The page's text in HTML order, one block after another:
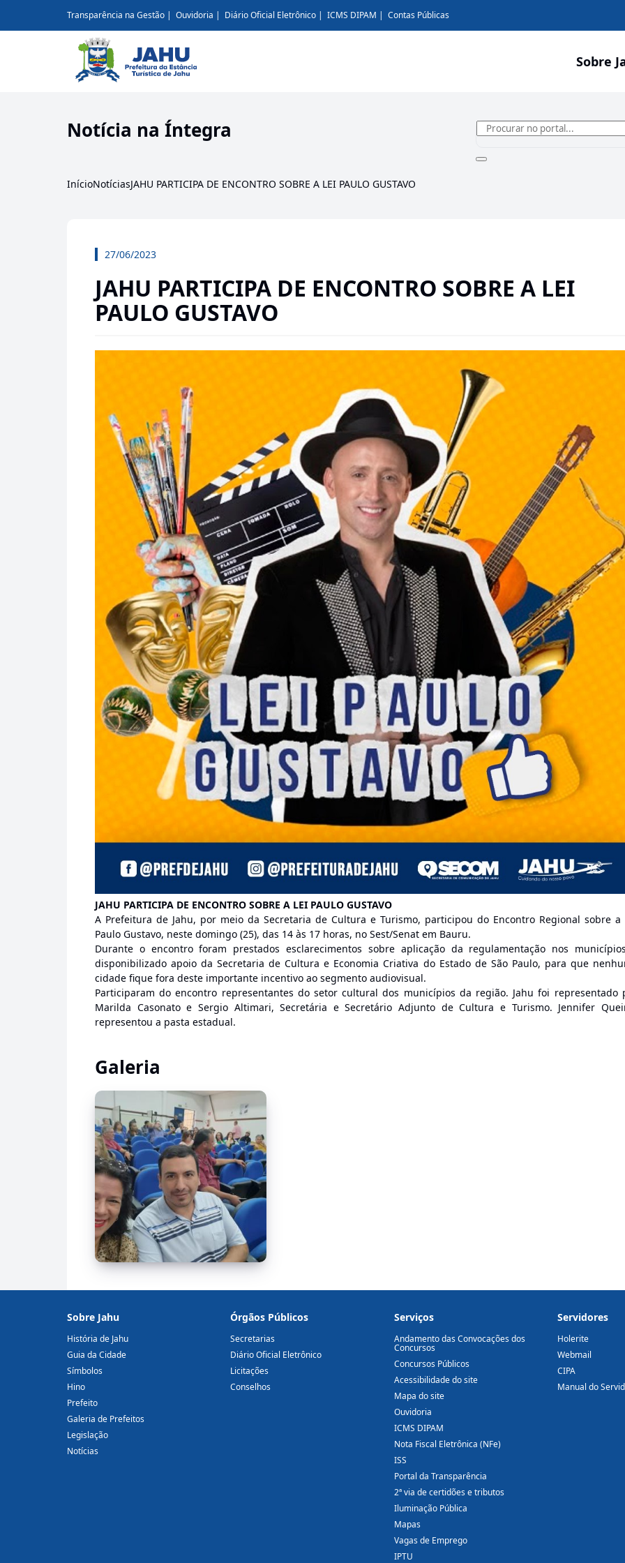
Transparência na Gestão Ouvidoria Diário Oficial Eletrônico ICMS DIPAM Contas Públicas
Sobre
Notícia na Íntegra
InícioNotíciasJAHU PARTICIPA DE ENCONTRO SOBRE A LEI PAULO GUSTAVO
27/06/2023
JAHU PARTICIPA DE ENCONTRO SOBRE A LEI
PAULO GUSTAVO
JAHU PARTICIPA DE ENCONTRO SOBRE A LEI PAULO GUSTAVO
A Prefeitura de Jahu, por meio da Secretaria de Cultura e Turismo, participou do Encontro Regional sobre a
Paulo Gustavo, neste domingo (25), das 14 às 17 horas, no Sest/Senat em Bauru.
Durante o encontro foram prestados esclarecimentos sobre aplicação da regulamentação nos
disponibilizado apoio da Secretaria de Cultura e Economia Criativa do Estado de São Paulo, para que
cidade fique fora deste importante incentivo ao segmento audiovisual.
Participaram do encontro representantes do setor cultural dos municípios da região. Jahu foi representado
Marilda Casonato e Sergio Altimari, Secretária e Secretário Adjunto de Cultura e Turismo. Jennifer
representou a pasta estadual.
Galeria
Sobre Jahu
História de Jahu
Guia da Cidade
Símbolos
Hino
Prefeito
Galeria de Prefeitos
Legislação
Notícias
Órgãos Públicos
Secretarias
Diário Oficial Eletrônico
Licitações
Conselhos
Serviços
Andamento das Convocações dos
Concursos
Concursos Públicos
Acessibilidade do site
Mapa do site
Ouvidoria
ICMS DIPAM
Nota Fiscal Eletrônica (NFe)
ISS
Portal da Transparência
2ª via de certidões e tributos
Iluminação Pública
Mapas
Vagas de Emprego
IPTU
Servidores
Holerite
Webmail
CIPA
Manual do